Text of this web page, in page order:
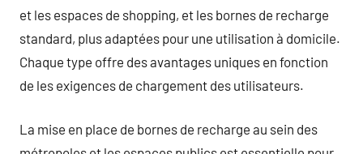
et les espaces de shopping, et les bornes de recharge
standard, plus adaptées pour une utilisation à domicile.
Chaque type offre des avantages uniques en fonction
de les exigences de chargement des utilisateurs.
La mise en place de bornes de recharge au sein des